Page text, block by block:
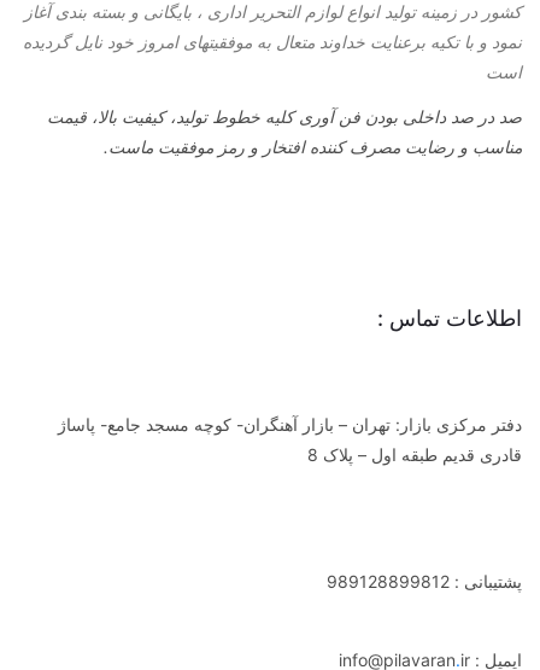
کشور در زمینه تولید انواع لوازم التحریر اداری ، بایگانی و بسته بندی آغاز
نمود و با تكیه برعنایت خداوند متعال به موفقیتهای امروز خود نایل گردیده
است
صد در صد داخلی بودن فن آوری کلیه خطوط تولید، کیفیت بالا، قیمت
مناسب و رضایت مصرف کننده افتخار و رمز موفقیت ماست.
اطلاعات تماس :
دفتر مرکزی بازار: تهران – بازار آهنگران- کوچه مسجد جامع- پاساژ
قادری قدیم طبقه اول – پلاک 8
پشتیبانی : 989128899812
ایمیل : info@pilavaran .ir